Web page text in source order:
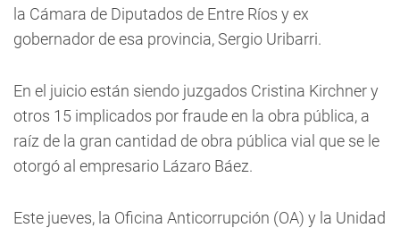
la Cámara de Diputados de Entre Ríos y ex
gobernador de esa provincia, Sergio Uribarri.
En el juicio están siendo juzgados Cristina Kirchner y
otros 15 implicados por fraude en la obra pública, a
raíz de la gran cantidad de obra pública vial que se le
otorgó al empresario Lázaro Báez.
Este jueves, la Oficina Anticorrupción (OA) y la Unidad